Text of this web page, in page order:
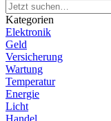
Kategorien
Elektronik
Geld
Versicherung
Wartung
Temperatur
Energie
Licht